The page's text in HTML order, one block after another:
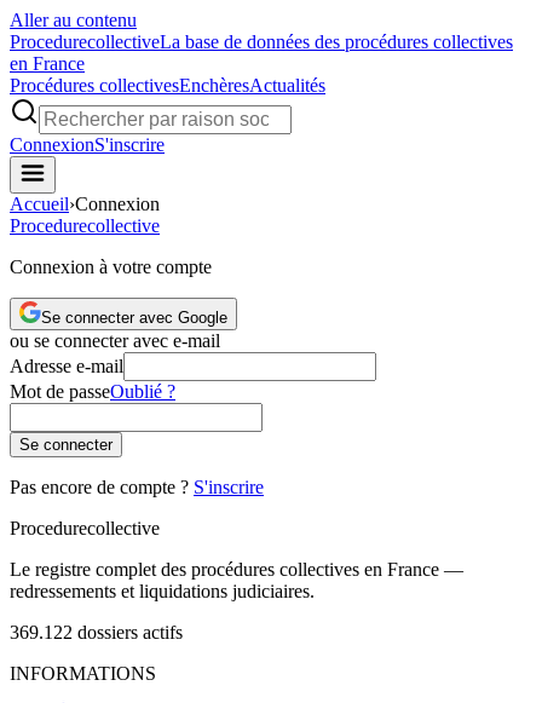
Aller au contenu
ProcedurecollectiveLa base de données des procédures collectives
en France
Procédures collectivesEnchèresActualités
ConnexionS'inscrire
Accueil›Connexion
Procedurecollective
Connexion à votre compte
Se connecter avec Google
ou se connecter avec e-mail
Adresse e-mail
Mot de passeOublié ?
Se connecter
Pas encore de compte ? S'inscrire
Procedurecollective
Le registre complet des procédures collectives en France —
redressements et liquidations judiciaires.
369.122 dossiers actifs
INFORMATIONS